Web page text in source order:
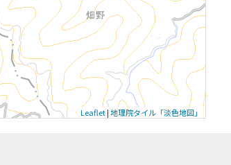
Leaflet|地理院タイル「淡色地図」